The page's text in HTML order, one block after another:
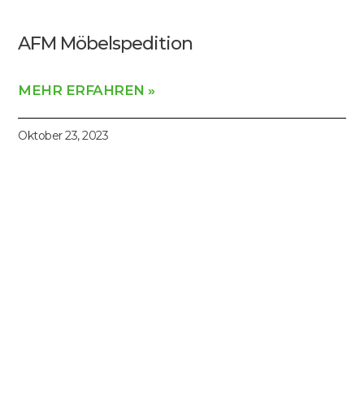
AFM Möbelspedition
MEHR ERFAHREN »
Oktober 23, 2023